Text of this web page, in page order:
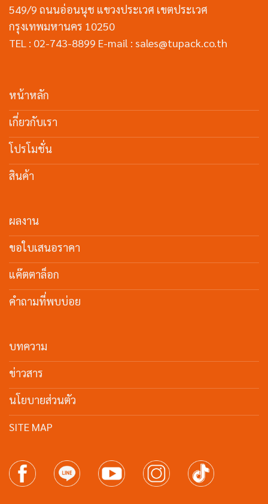
549/9 ถนนอ่อนนุช แขวงประเวศ เขตประเวศ
กรุงเทพมหานคร 10250
TEL : 02-743-8899 E-mail : sales@tupack.co.th
หน้าหลัก
เกี่ยวกับเรา
โปรโมชั่น
สินค้า
ผลงาน
ขอใบเสนอราคา
แค๊ตตาล็อก
คำถามที่พบบ่อย
บทความ
ข่าวสาร
นโยบายส่วนตัว
SITE MAP